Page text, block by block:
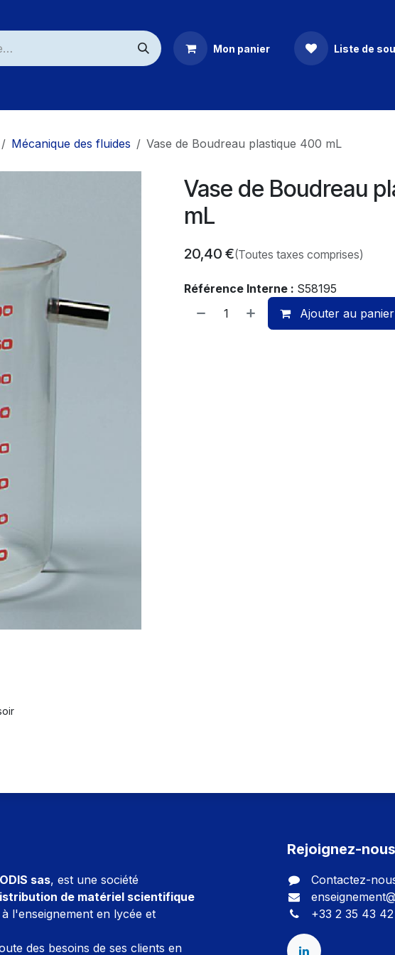
Mon panier Liste de
Mécanique des fluides Vase de Boudreau plastique 400 mL
Vase de Boudreau
mL
20,40 €(Toutes taxes comprises)
Référence Interne : S58195
Ajouter au panier
sas, est une société
de matériel scientifique
l'enseignement en lycée et
des besoins de ses clients en
Rejoignez-nous
Contactez-
+33 2 35 43